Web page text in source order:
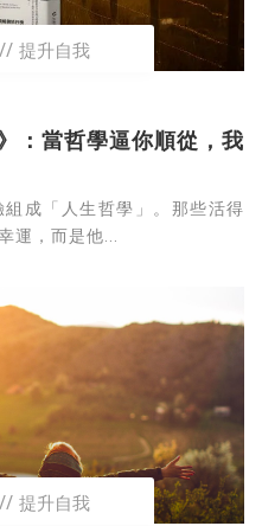
提升自我
：當哲學逼你順從，我
成「人生哲學」。那些活得
運，而是他...
提升自我